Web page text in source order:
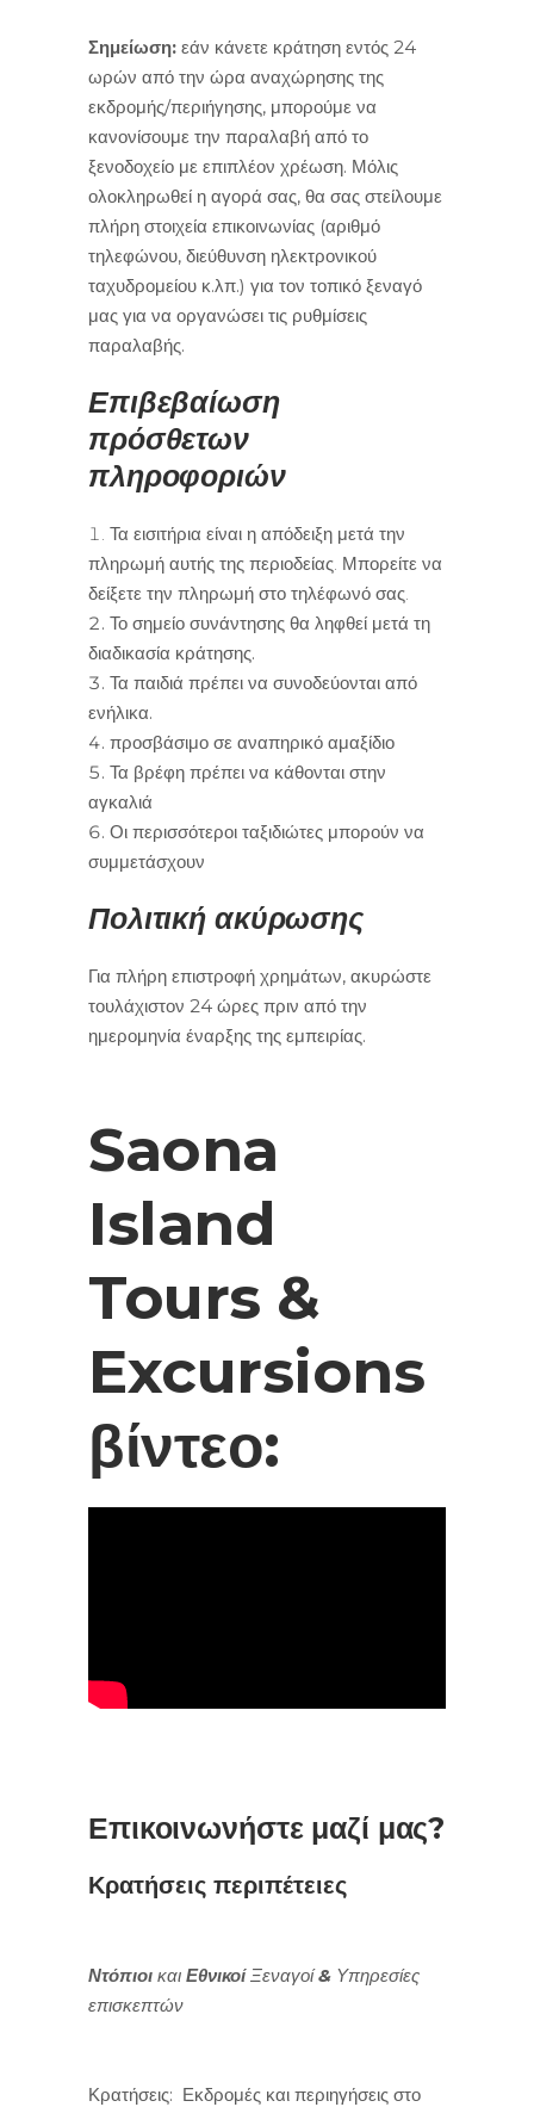
Σημείωση: εάν κάνετε κράτηση εντός 24
ωρών από την ώρα αναχώρησης της
εκδρομής/περιήγησης, μπορούμε να
κανονίσουμε την παραλαβή από το
ξενοδοχείο με επιπλέον χρέωση. Μόλις
ολοκληρωθεί η αγορά σας, θα σας στείλουμε
πλήρη στοιχεία επικοινωνίας (αριθμό
τηλεφώνου, διεύθυνση ηλεκτρονικού
ταχυδρομείου κ.λπ.) για τον τοπικό ξεναγό
μας για να οργανώσει τις ρυθμίσεις
παραλαβής.
Επιβεβαίωση
πρόσθετων
πληροφοριών
Τα εισιτήρια είναι η απόδειξη μετά την
πληρωμή αυτής της περιοδείας. Μπορείτε να
δείξετε την πληρωμή στο τηλέφωνό σας.
Το σημείο συνάντησης θα ληφθεί μετά τη
διαδικασία κράτησης.
Τα παιδιά πρέπει να συνοδεύονται από
ενήλικα.
προσβάσιμο σε αναπηρικό αμαξίδιο
Τα βρέφη πρέπει να κάθονται στην
αγκαλιά
Οι περισσότεροι ταξιδιώτες μπορούν να
συμμετάσχουν
Πολιτική ακύρωσης
Για πλήρη επιστροφή χρημάτων, ακυρώστε
τουλάχιστον 24 ώρες πριν από την
ημερομηνία έναρξης της εμπειρίας.
Saona
Island
Tours &
Excursions
βίντεο:
Επικοινωνήστε μαζί μας?
Κρατήσεις περιπέτειες
Ντόπιοι και ΕθνικοίΞεναγοί & Υπηρεσίες
επισκεπτών
Κρατήσεις: Εκδρομές και περιηγήσεις στο